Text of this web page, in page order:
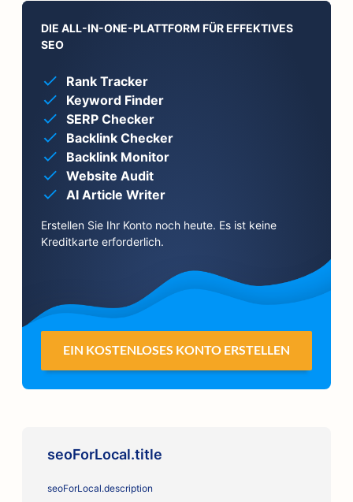
DIE ALL-IN-ONE-PLATTFORM FÜR EFFEKTIVES
SEO
Rank Tracker
Keyword Finder
SERP Checker
Backlink Checker
Backlink Monitor
Website Audit
AI Article Writer
Erstellen Sie Ihr Konto noch heute. Es ist keine
Kreditkarte erforderlich.
EIN KOSTENLOSES KONTO ERSTELLEN
seoForLocal.title
seoForLocal.description